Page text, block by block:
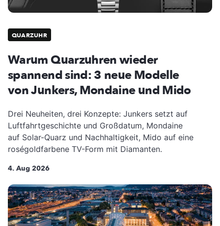
QUARZUHR
Warum Quarzuhren wieder
spannend sind: 3 neue Modelle
von Junkers, Mondaine und Mido
Drei Neuheiten, drei Konzepte: Junkers setzt auf
Luftfahrtgeschichte und Großdatum, Mondaine
auf Solar-Quarz und Nachhaltigkeit, Mido auf eine
roségoldfarbene TV-Form mit Diamanten.
4. Aug 2026